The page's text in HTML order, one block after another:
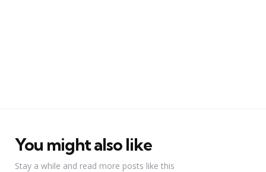
You might also like
Stay a while and read more posts like this